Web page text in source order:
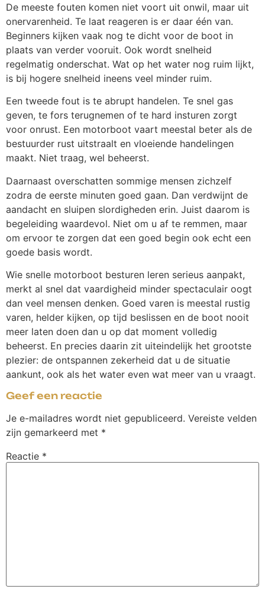
De meeste fouten komen niet voort uit onwil, maar uit
onervarenheid. Te laat reageren is er daar één van.
Beginners kijken vaak nog te dicht voor de boot in
plaats van verder vooruit. Ook wordt snelheid
regelmatig onderschat. Wat op het water nog ruim lijkt,
is bij hogere snelheid ineens veel minder ruim.
Een tweede fout is te abrupt handelen. Te snel gas
geven, te fors terugnemen of te hard insturen zorgt
voor onrust. Een motorboot vaart meestal beter als de
bestuurder rust uitstraalt en vloeiende handelingen
maakt. Niet traag, wel beheerst.
Daarnaast overschatten sommige mensen zichzelf
zodra de eerste minuten goed gaan. Dan verdwijnt de
aandacht en sluipen slordigheden erin. Juist daarom is
begeleiding waardevol. Niet om u af te remmen, maar
om ervoor te zorgen dat een goed begin ook echt een
goede basis wordt.
Wie snelle motorboot besturen leren serieus aanpakt,
merkt al snel dat vaardigheid minder spectaculair oogt
dan veel mensen denken. Goed varen is meestal rustig
varen, helder kijken, op tijd beslissen en de boot nooit
meer laten doen dan u op dat moment volledig
beheerst. En precies daarin zit uiteindelijk het grootste
plezier: de ontspannen zekerheid dat u de situatie
aankunt, ook als het water even wat meer van u vraagt.
Geef een reactie
Je e-mailadres wordt niet gepubliceerd. Vereiste velden
zijn gemarkeerd met *
Reactie *